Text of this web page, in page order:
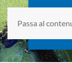
Passa al